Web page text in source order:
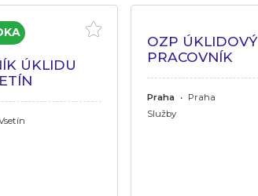
ÚKLIDU
OZP ÚKLIDOVÝ
PRACOVNÍK
Praha • Praha
Služby